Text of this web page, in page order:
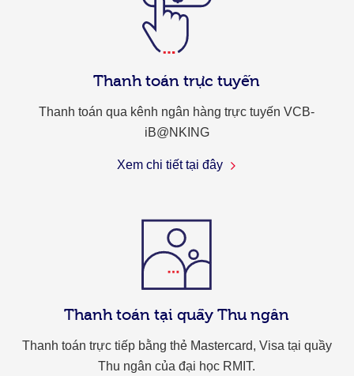
Thanh toán trực tuyến
Thanh toán qua kênh ngân hàng trực tuyến VCB-
iB@NKING
Xem chi tiết tại đây
Thanh toán tại quầy Thu ngân
Thanh toán trực tiếp bằng thẻ Mastercard, Visa tại quầy
Thu ngân của đại học RMIT.